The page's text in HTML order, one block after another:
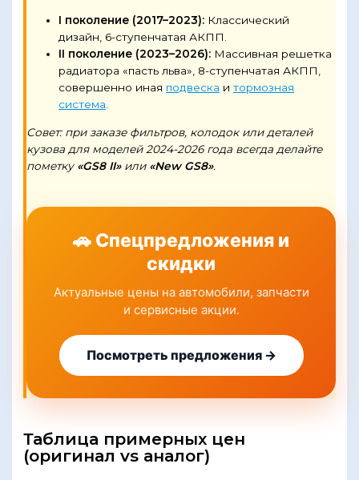
I поколение (2017–2023): Классический
дизайн, 6-ступенчатая АКПП.
II поколение (2023–2026): Массивная решетка
радиатора «пасть льва», 8-ступенчатая АКПП,
совершенно иная подвеска итормозная
система
Совет: при заказе фильтров, колодок или деталей
кузова для моделей 2024-2026 года всегда делайте
пометку «GS8 II»или «New GS8».
🚗 Спецпредложения и
скидки
Актуальные цены на автомобили, запчасти
и сервисные акции.
Посмотреть предложения →
Таблица примерных цен
(оригинал vs аналог)